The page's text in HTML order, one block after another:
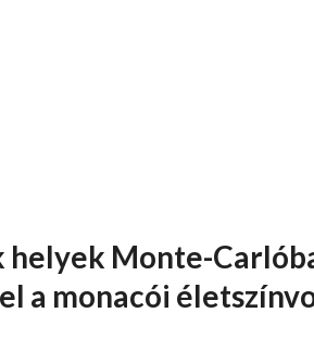
helyek Monte-
a monacói